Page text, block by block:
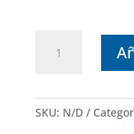
SketchUp
cantidad
SKU: N/D